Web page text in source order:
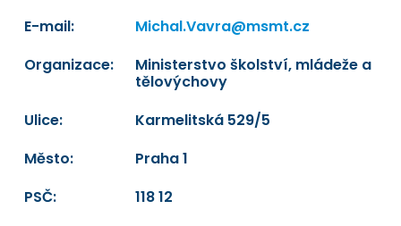
E-mail:
Michal.Vavra@msmt.cz
Organizace:
Ministerstvo školství, mládeže a
tělovýchovy
Ulice:
Karmelitská 529/5
Město:
Praha 1
PSČ:
118 12